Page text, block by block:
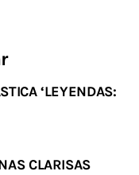
‘LEYENDAS:
CLARISAS